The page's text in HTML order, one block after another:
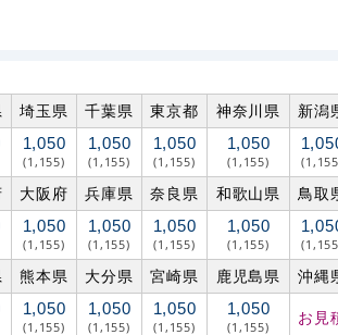
埼玉県 千葉県 東京都 神奈川県 新潟
1,050
(1,155)
1,050
(1,155)
1,050
(1,155)
1,050
(1,155)
大阪府 兵庫県 奈良県 和歌山県 鳥取
1,050
(1,155)
1,050
(1,155)
1,050
(1,155)
1,050
(1,155)
熊本県 大分県 宮崎県 鹿児島県 沖縄
1,050
(1,155)
1,050
(1,155)
1,050
(1,155)
1,050
(1,155) お見